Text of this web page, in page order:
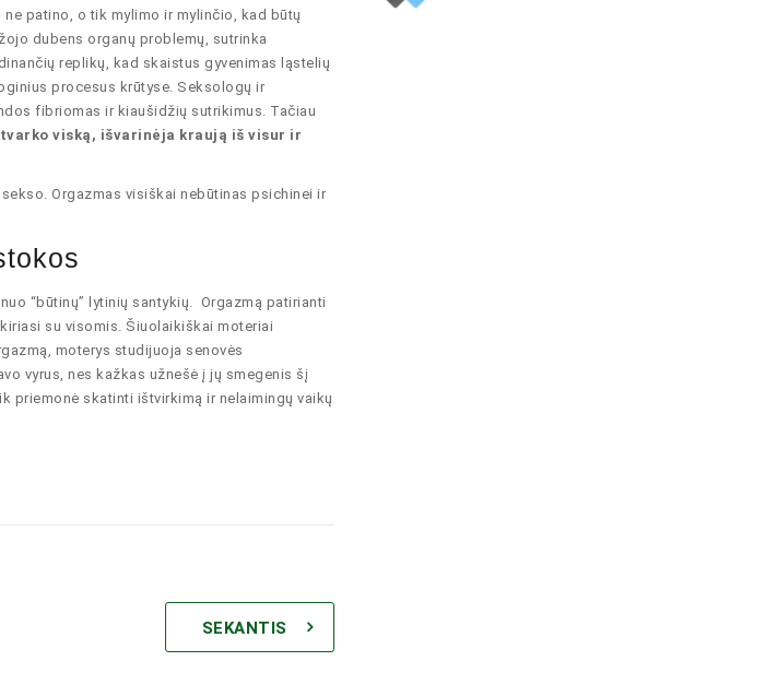
patino, o tik mylimo ir mylinčio, kad būtų
dubens organų problemų, sutrinka
replikų, kad skaistus gyvenimas ląstelių
procesus krūtyse. Seksologų ir
fibriomas ir kiaušidžių sutrikimus. Tačiau
viską, išvarinėja kraują iš visur ir
Orgazmas visiškai nebūtinas psichinei ir
“būtinų” lytinių santykių. Orgazmą patirianti
su visomis. Šiuolaikiškai moteriai
moterys studijuoja senovės
vyrus, nes kažkas užnešė į jų smegenis šį
priemonė skatinti ištvirkimą ir nelaimingų vaikų
SEKANTIS